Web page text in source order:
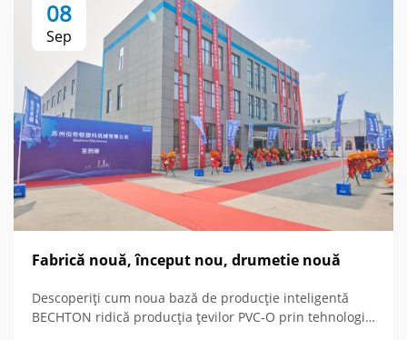
08
Sep
Fabrică nouă, început nou, drumetie nouă
Descoperiți cum noua bază de producție inteligentă
BECHTON ridică producția țevilor PVC-O prin tehnologie